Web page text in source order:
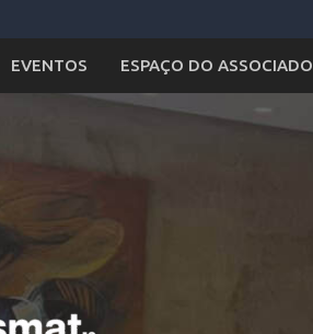
EVENTOS ESPAÇO DO ASSOCIADO